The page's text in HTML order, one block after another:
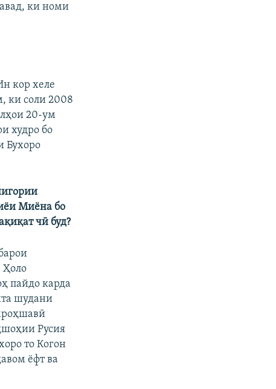
ки номи
кор хеле
ки соли 2008
20-ум
худро бо
Бухоро
Миёна бо
чӣ буд?
Ҳоло
пайдо карда
шудани
Русия
то Когон
ёфт ва